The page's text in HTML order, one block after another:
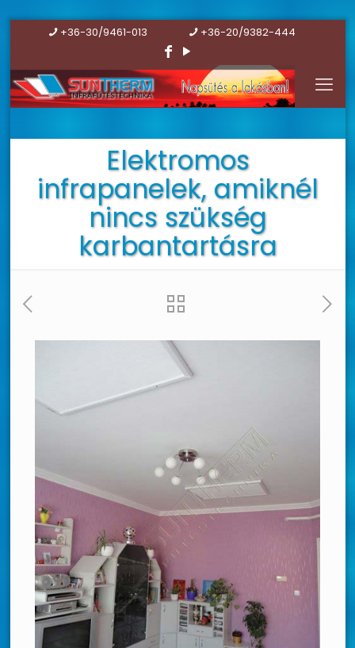
+36-30/9461-013 +36-20/9382-444
Elektromos
infrapanelek, amiknél
nincs szükség
karbantartásra